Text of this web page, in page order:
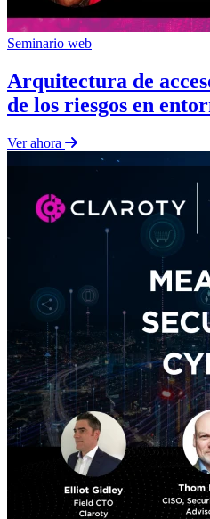
Seminario web
Arquitectura de
de los riesgos en
Ver ahora